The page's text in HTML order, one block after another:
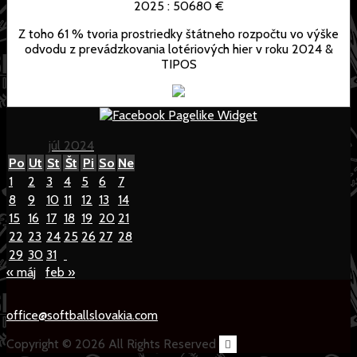
2025 : 50680 €
Z toho 61 % tvoria prostriedky štátneho rozpočtu vo výške
odvodu z prevádzkovania lotériových hier v roku 2024 &
TIPOS
júl 2024
Po Ut St Št Pi So Ne
1
2 3 4 5 6
7
8
9 10 11 12 13 14
15 16 17 18 19 20 21
22 23 24 25 26 27 28
29 30 31
« máj
feb »
office@softballslovakia.com
Copyright © 2026 All Rights Reserved